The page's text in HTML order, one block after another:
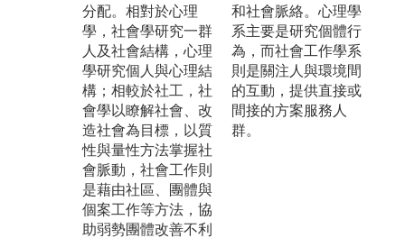
分配。相對於心理
學，社會學研究一群
人及社會結構，心理
學研究個人與心理結
構；相較於社工，社
會學以瞭解社會、改
造社會為目標，以質
性與量性方法掌握社
會脈動，社會工作則
是藉由社區、團體與
個案工作等方法，協
助弱勢團體改善不利
和社會脈絡。心理學
系主要是研究個體行
為，而社會工作學系
則是關注人與環境間
的互動，提供直接或
間接的方案服務人
群。